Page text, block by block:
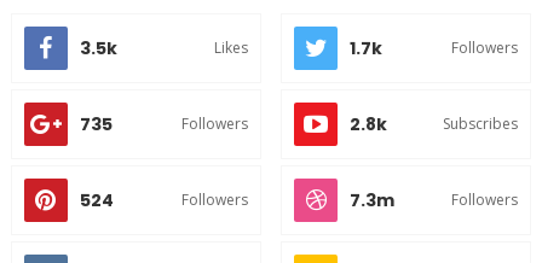
3.5k Likes 1.7k Followers
735 Followers 2.8k Subscribes
524 Followers 7.3m Followers